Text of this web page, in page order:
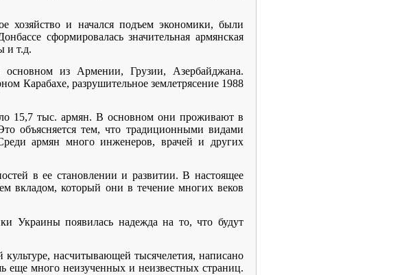
хозяйство и начался подъем экономики, были
сформировалась значительная армянская
и т.д.
из Армении, Грузии, Азербайджана.
Карабахе, разрушительное землетрясение 1988
15,7 тыс. армян. В основном они проживают в
объясняется тем, что традиционными видами
армян много инженеров, врачей и других
в ее становлении и развитии. В настоящее
вкладом, который они в течение многих веков
Украины появилась надежда на то, что будут
насчитывающей тысячелетия, написано
еще много неизученных и неизвестных страниц.